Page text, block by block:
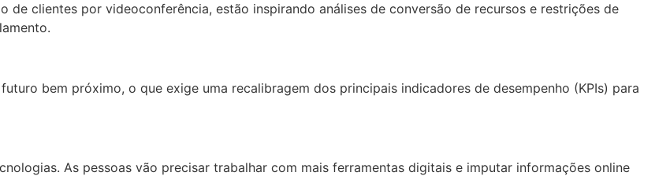
de clientes por videoconferência, estão inspirando análises de conversão de recursos e restrições de
bem próximo, o que exige uma recalibragem dos principais indicadores de desempenho (KPIs) para
As pessoas vão precisar trabalhar com mais ferramentas digitais e imputar informações online